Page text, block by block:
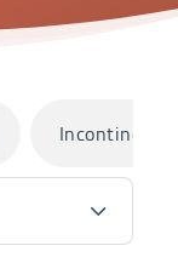
Incontinentie